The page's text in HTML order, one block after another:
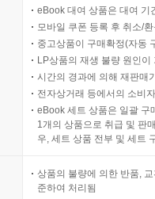
eBook 대여 상품은 대여 기
모바일 쿠폰 등록 후 취소/
중고상품이 구매확정(자동
LP상품의 재생 불량 원인
시간의 경과에 의해 재판매
전자상거래 등에서의 소비
eBook 세트 상품은 일괄 구
1개의 상품으로 취급 및 판
우, 세트 상품 전부 및 세트
상품의 불량에 의한 반품,
준하여 처리됨